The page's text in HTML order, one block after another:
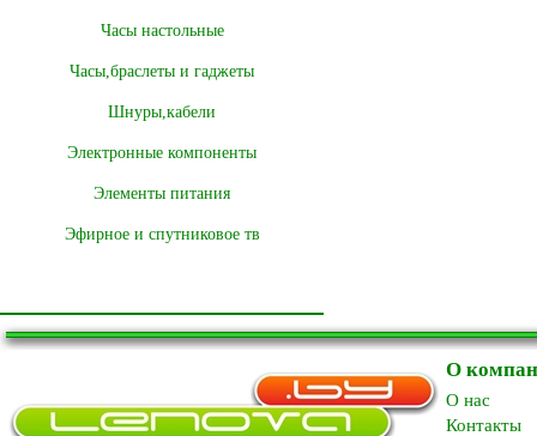
Часы настольные
Часы,браслеты и гаджеты
Шнуры,кабели
Электронные компоненты
Элементы питания
Эфирное и спутниковое тв
О
O нас
Контакты